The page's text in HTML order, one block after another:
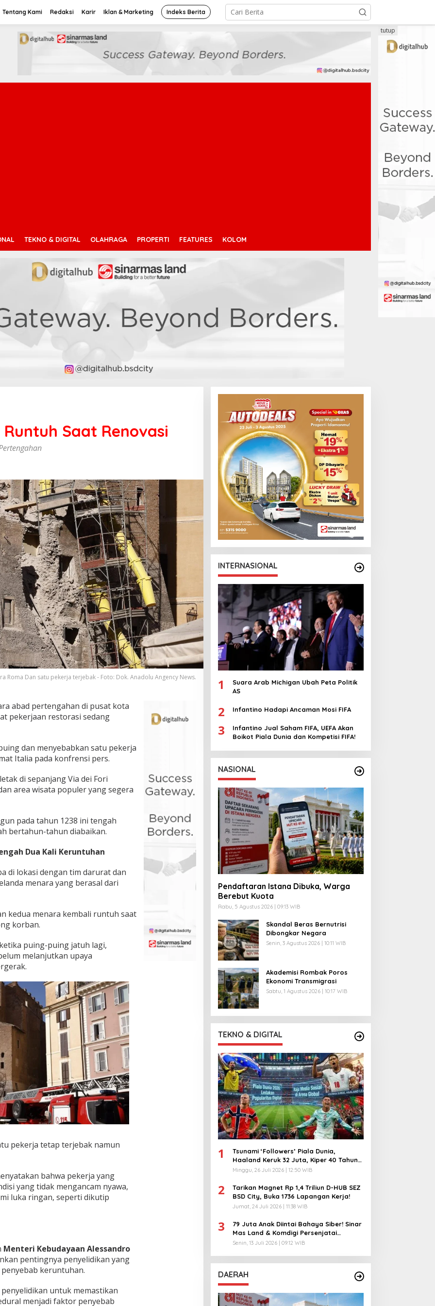
Tentang Kami Redaksi Karir Iklan & Marketing Indeks Berita
TEKNO & DIGITAL OLAHRAGA PROPERTI FEATURES KOLOM
tutup
Saat Renovasi
Roma Dan satu pekerja terjebak - Foto: Dok. Anadolu Angency News.
abad pertengahan di pusat kota
pekerjaan restorasi sedang
dan menyebabkan satu pekerja
Italia pada konfrensi pers.
di sepanjang Via dei Fori
area wisata populer yang segera
pada tahun 1238 ini tengah
bertahun-tahun diabaikan.
Dua Kali Keruntuhan
di lokasi dengan tim darurat dan
menara yang berasal dari
kedua menara kembali runtuh saat
korban.
puing-puing jatuh lagi,
melanjutkan upaya
pekerja tetap terjebak namun
bahwa pekerja yang
yang tidak mengancam nyawa,
luka ringan, seperti dikutip
Menteri Kebudayaan Alessandro
pentingnya penyelidikan yang
keruntuhan.
untuk memastikan
menjadi faktor penyebab
INTERNASIONAL
1
Suara Arab Michigan Ubah Peta Politik
AS
2 Infantino Hadapi Ancaman Mosi FIFA
3
Infantino Jual Saham FIFA, UEFA Akan
Boikot Piala Dunia dan Kompetisi FIFA!
NASIONAL
Pendaftaran Istana Dibuka, Warga
Berebut Kuota
Rabu, 5 Agustus 2026 | 09:13 WIB
Skandal Beras Bernutrisi
Dibongkar Negara
Senin, 3 Agustus 2026 | 10:11 WIB
Akademisi Rombak Poros
Ekonomi Transmigrasi
Sabtu, 1 Agustus 2026 | 10:17 WIB
TEKNO & DIGITAL
1
Tsunami ‘Followers’ Piala Dunia,
Haaland Keruk 32 Juta, Kiper 40 Tahun
Bikin Geger!
Minggu, 26 Juli 2026 | 12:50 WIB
2
Tarikan Magnet Rp 1,4 Triliun D-HUB SEZ
BSD City, Buka 1736 Lapangan Kerja!
Jumat, 24 Juli 2026 | 11:38 WIB
3
79 Juta Anak Diintai Bahaya Siber! Sinar
Mas Land & Komdigi Persenjatai
Ratusan Guru!
Senin, 13 Juli 2026 | 09:12 WIB
DAERAH